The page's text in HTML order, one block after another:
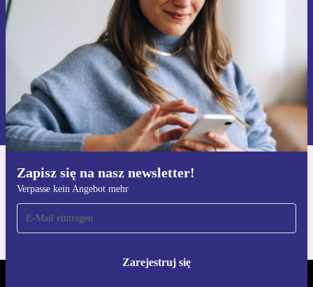
Zapisz się na nasz newsletter!
Verpasse kein Angebot mehr
Zarejestruj się
Zarejestruj się
Informacje na temat używania danych osobowych znajdują się w
naszej
Polityce prywatności
Pobierz aplikację refurbed
Dla iOS i Android